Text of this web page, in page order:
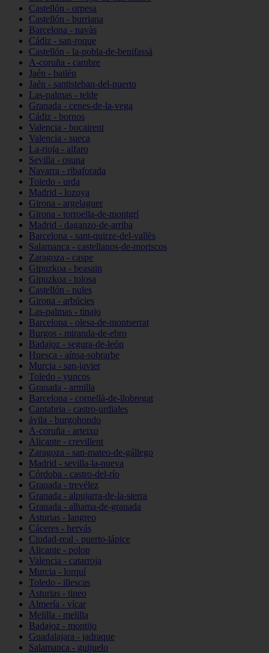
Castellón - orpesa
Castellón - burriana
Barcelona - navàs
Cádiz - san-roque
Castellón - la-pobla-de-benifassà
A-coruña - cambre
Jaén - bailén
Jaén - santisteban-del-puerto
Las-palmas - telde
Granada - cenes-de-la-vega
Cádiz - bornos
Valencia - bocairent
Valencia - sueca
La-rioja - alfaro
Sevilla - osuna
Navarra - ribaforada
Toledo - urda
Madrid - lozoya
Girona - argelaguer
Girona - torroella-de-montgrí
Madrid - daganzo-de-arriba
Barcelona - sant-quirze-del-vallès
Salamanca - castellanos-de-moriscos
Zaragoza - caspe
Gipuzkoa - beasain
Gipuzkoa - tolosa
Castellón - nules
Girona - arbúcies
Las-palmas - tinajo
Barcelona - olesa-de-montserrat
Burgos - miranda-de-ebro
Badajoz - segura-de-león
Huesca - aínsa-sobrarbe
Murcia - san-javier
Toledo - yuncos
Granada - armilla
Barcelona - cornellà-de-llobregat
Cantabria - castro-urdiales
ávila - burgohondo
A-coruña - arteixo
Alicante - crevillent
Zaragoza - san-mateo-de-gállego
Madrid - sevilla-la-nueva
Córdoba - castro-del-río
Granada - trevélez
Granada - alpujarra-de-la-sierra
Granada - alhama-de-granada
Asturias - langreo
Cáceres - hervás
Ciudad-real - puerto-lápice
Alicante - polop
Valencia - catarroja
Murcia - lorquí
Toledo - illescas
Asturias - tineo
Almería - vícar
Melilla - melilla
Badajoz - montijo
Guadalajara - jadraque
Salamanca - guijuelo